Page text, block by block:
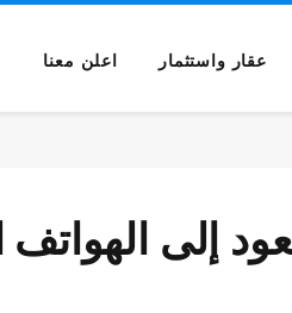
عقار واستثمار اعلن معنا